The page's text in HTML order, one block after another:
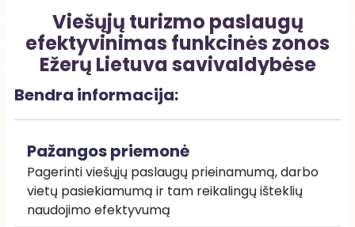
Viešųjų turizmo paslaugų
efektyvinimas funkcinės zonos
Ežerų Lietuva savivaldybėse
Bendra informacija:
Pažangos priemonė
Pagerinti viešųjų paslaugų prieinamumą, darbo
vietų pasiekiamumą ir tam reikalingų išteklių
naudojimo efektyvumą